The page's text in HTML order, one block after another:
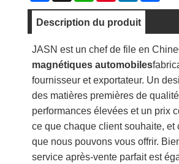
Description du produit
JASN est un chef de file en Chine
magnétiques automobiles
fournisseur et exportateur. Un
des matières premières de
performances élevées et un prix
ce que chaque client souhaite, et
que nous pouvons vous offrir.
service après-vente parfait est